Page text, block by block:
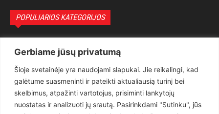
Gerbiame jūsų privatumą
Šioje svetainėje yra naudojami slapukai. Jie reikalingi, kad
galėtume suasmeninti ir pateikti aktualiausią turinį bei
skelbimus, atpažinti vartotojus, prisiminti lankytojų
nuostatas ir analizuoti jų srautą. Pasirinkdami "Sutinku", jūs
POPULIARIOS KATEGORIJOS
Teisėsauga
1497
Aktualu
Lietuva
619